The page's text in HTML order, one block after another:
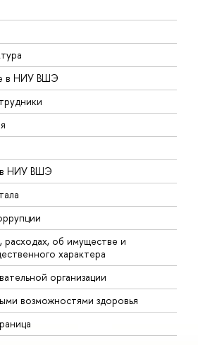
в НИУ ВШЭ
в НИУ ВШЭ
об имуществе и
характера
организации
возможностями здоровья